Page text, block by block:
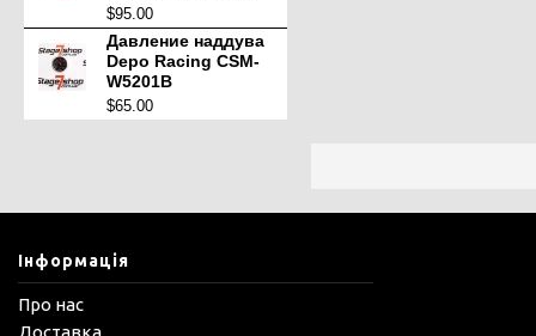
$95.00
Давление наддува
Depo Racing CSM-
W5201B
$65.00
Інформація
Про нас
Доставка